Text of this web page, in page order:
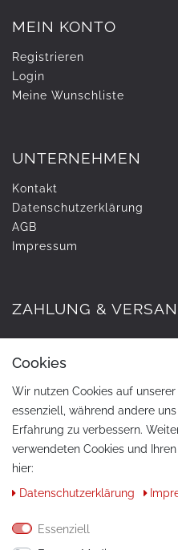
MEIN KONTO
Registrieren
Login
Meine Wunschliste
UNTERNEHMEN
Kontakt
Daten­schutz­erklärung
AGB
Impressum
ZAHLUNG &
Cookies
Wir nutzen Cookies auf
essenziell, während andere
Erfahrung zu verbessern.
verwendeten Cookies und
hier:
Daten­schutz­erklärung
Essenziell